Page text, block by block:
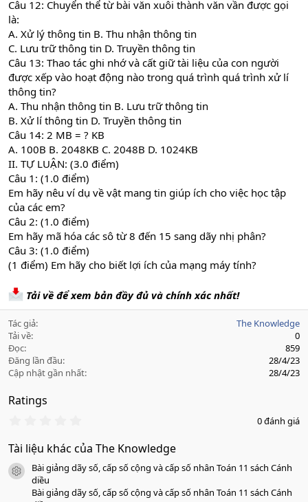
Câu 12: Chuyển thể từ bài văn xuôi thành văn vần được gọi
là:
A. Xử lý thông tin B. Thu nhận thông tin
C. Lưu trữ thông tin D. Truyền thông tin
Câu 13: Thao tác ghi nhớ và cất giữ tài liệu của con người
được xếp vào hoạt động nào trong quá trình quá trình xử lí
thông tin?
A. Thu nhận thông tin B. Lưu trữ thông tin
B. Xử lí thông tin D. Truyền thông tin
Câu 14: 2 MB = ? KB
A. 100B B. 2048KB C. 2048B D. 1024KB
II. TỰ LUẬN: (3.0 điểm)
Câu 1: (1.0 điểm)
Em hãy nêu ví dụ về vật mang tin giúp ích cho việc học tập
của các em?
Câu 2: (1.0 điểm)
Em hãy mã hóa các sô từ 8 đến 15 sang dãy nhị phân?
Câu 3: (1.0 điểm)
(1 điểm) Em hãy cho biết lợi ích của mạng máy tính?
Tải về để xem bản đầy đủ và chính xác nhất!
Tác giả
The Knowledge
Tải về
0
Đọc
859
Đăng lần đầu
28/4/23
Cập nhật gần nhất
28/4/23
Ratings
0
0
a
0 đánh giá
Tài liệu khác của The Knowledge
icon tài liệu
Bài giảng dãy số, cấp số cộng và cấp số nhân Toán 11 sách Cánh
diều
Bài giảng dãy số, cấp số cộng và cấp số nhân Toán 11 sách Cánh